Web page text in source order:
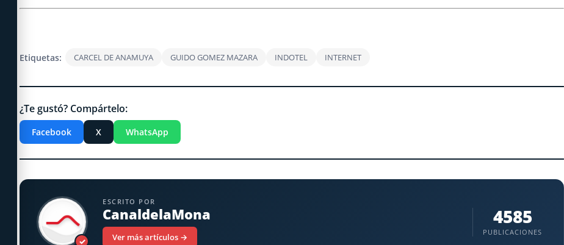
Etiquetas: CARCEL DE ANAMUYA GUIDO GOMEZ MAZARA INDOTEL INTERNET
¿Te gustó? Compártelo:
Facebook X WhatsApp
✓
ESCRITO POR
CanaldelaMona
Ver más artículos →
4585
PUBLICACIONES